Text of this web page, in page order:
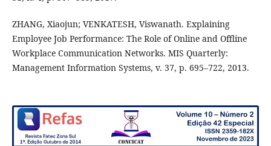
ZHANG, Xiaojun; VENKATESH, Viswanath. Explaining
Employee Job Performance: The Role of Online and Offline
Workplace Communication Networks. MIS Quarterly:
Management Information Systems, v. 37, p. 695–722, 2013.